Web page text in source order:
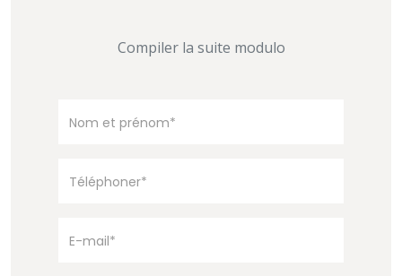
Compiler la suite modulo